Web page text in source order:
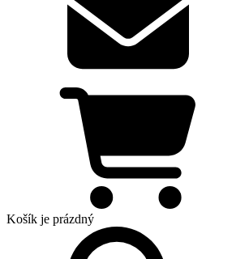
Košík je prázdný